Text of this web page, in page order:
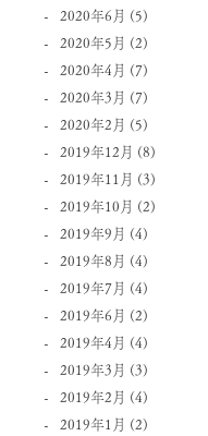
2020年6月 (5)
2020年5月 (2)
2020年4月 (7)
2020年3月 (7)
2020年2月 (5)
2019年12月 (8)
2019年11月 (3)
2019年10月 (2)
2019年9月 (4)
2019年8月 (4)
2019年7月 (4)
2019年6月 (2)
2019年4月 (4)
2019年3月 (3)
2019年2月 (4)
2019年1月 (2)